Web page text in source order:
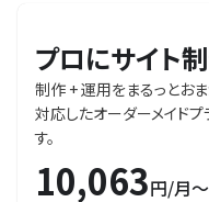
プロにサイト
制作 + 運用をまるっとお
対応したオーダーメイド
す。
10,063円/月〜